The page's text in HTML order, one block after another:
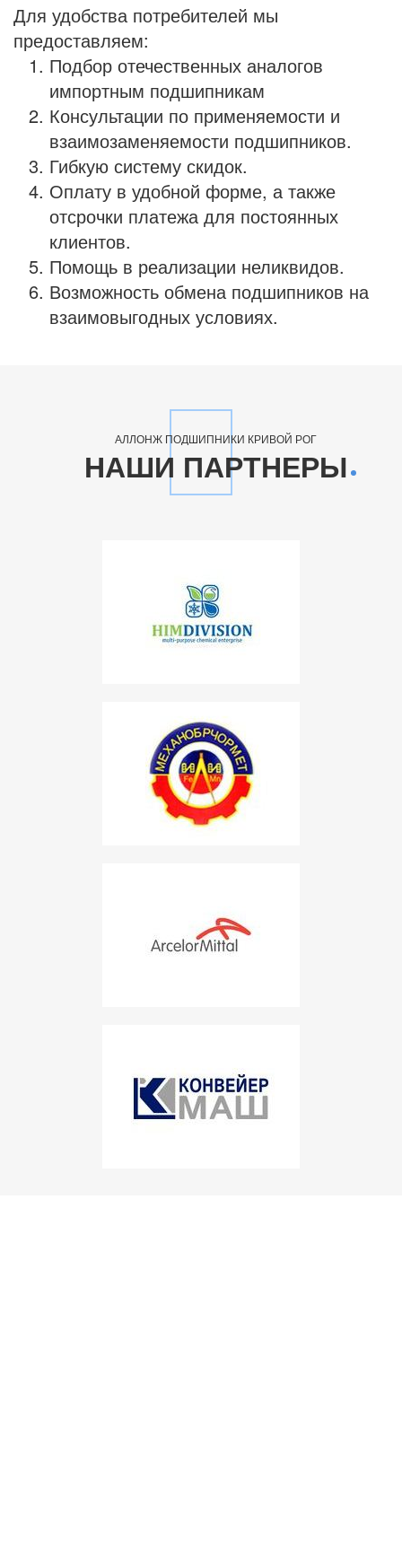
Для удобства потребителей мы
предоставляем:
Подбор отечественных аналогов
импортным подшипникам
Консультации по применяемости и
взаимозаменяемости подшипников.
Гибкую систему скидок.
Оплату в удобной форме, а также
отсрочки платежа для постоянных
клиентов.
Помощь в реализации неликвидов.
Возможность обмена подшипников на
взаимовыгодных условиях.
АЛЛОНЖ ПОДШИПНИКИ КРИВОЙ РОГ
НАШИ ПАРТНЕРЫ